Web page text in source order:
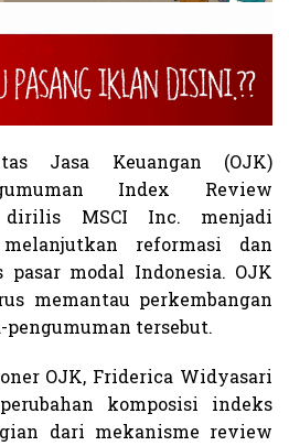
Jasa Keuangan (OJK)
Index Review
dirilis MSCI Inc. menjadi
reformasi dan
modal Indonesia. OJK
memantau perkembangan
pengumuman tersebut.
OJK, Friderica Widyasari
komposisi indeks
dari mekanisme review